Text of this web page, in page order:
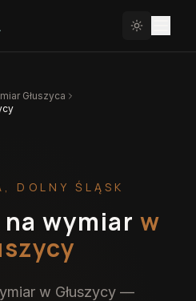
Głuszyca
, DOLNY ŚLĄSK
wymiar w
w Głuszycy —